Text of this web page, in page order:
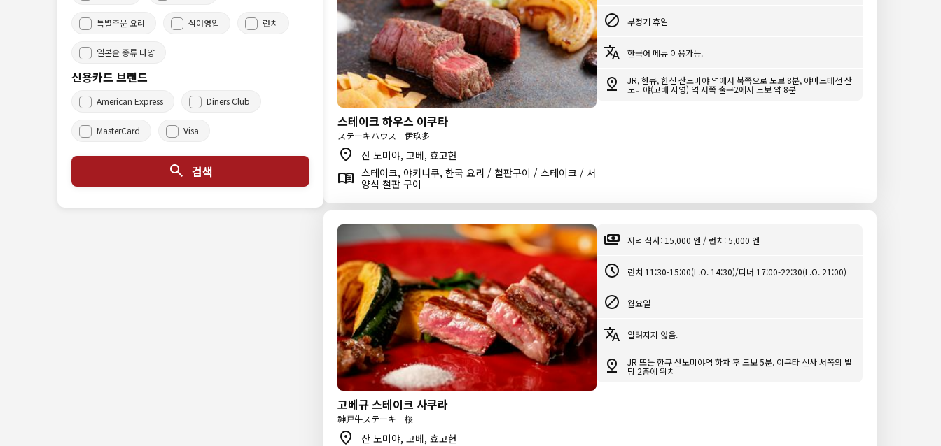
특별주문 요리 심야영업 런치
일본술 종류 다양
신용카드 브랜드
American Express Diners Club
MasterCard Visa
검색
스테이크 하우스 이쿠타
ステーキハウス 伊玖多
산 노미야, 고베, 효고현
스테이크, 야키니쿠, 한국 요리 / 철판구이 / 스테이크 / 서
양식 철판 구이
부정기 휴일
한국어 메뉴 이용가능.
JR, 한큐, 한신 산노미야 역에서 북쪽으로 도보 8분, 야마노테선 산
노미야(고베 시영) 역 서쪽 출구2에서 도보 약 8분
고베규 스테이크 사쿠라
神戸牛ステーキ 桜
산 노미야, 고베, 효고현
저녁 식사: 15,000 엔 / 런치: 5,000 엔
런치 11:30-15:00(L.O. 14:30)/디너 17:00-22:30(L.O. 21:00)
월요일
알려지지 않음.
JR 또는 한큐 산노미야역 하차 후 도보 5분. 이쿠타 신사 서쪽의 빌
딩 2층에 위치